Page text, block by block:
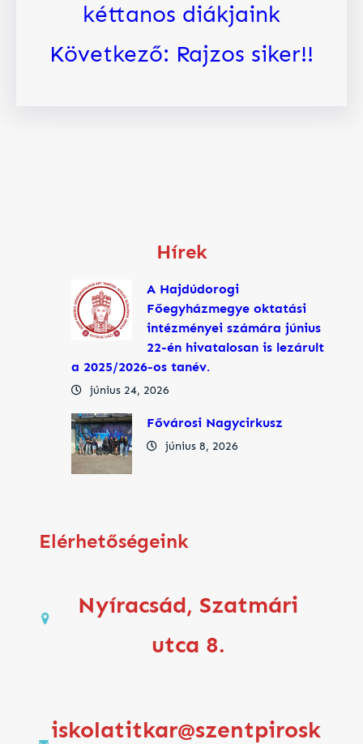
kéttanos diákjaink
Következő: Rajzos siker!!
Hírek
A Hajdúdorogi
Főegyházmegye oktatási
intézményei számára június
22-én hivatalosan is lezárult
a 2025/2026-os tanév.
június 24, 2026
Fővárosi Nagycirkusz
június 8, 2026
Elérhetőségeink
Nyíracsád, Szatmári
utca 8.
iskolatitkar@szentpirosk